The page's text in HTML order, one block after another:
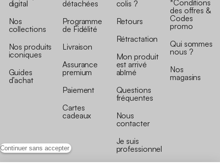
Continuer sans accepter
digital
Nos
collections
Nos produits
iconiques
Guides
d’achat
détachées
Programme
de Fidélité
Livraison
Assurance
premium
Paiement
Cartes
cadeaux
colis ?
Retours
Rétractation
Mon produit
est arrivé
abîmé
Questions
fréquentes
Nous
contacter
Je suis
professionnel
*Conditions
des offres &
Codes
promo
Qui sommes
nous ?
Nos
magasins